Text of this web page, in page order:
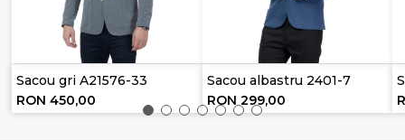
Sacou gri A21576-33
RON 450,00
Sacou albastru 2401-7
RON 299,00